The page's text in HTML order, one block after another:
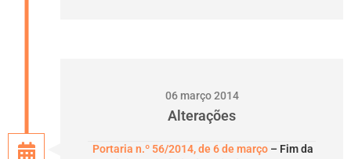
06 março 2014
Alterações
Portaria n.º 56/2014, de 6 de março – Fim da